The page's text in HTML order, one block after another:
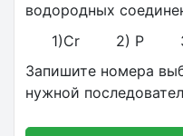
водородных
1)Сr 2) Р
Запишите номера
нужной